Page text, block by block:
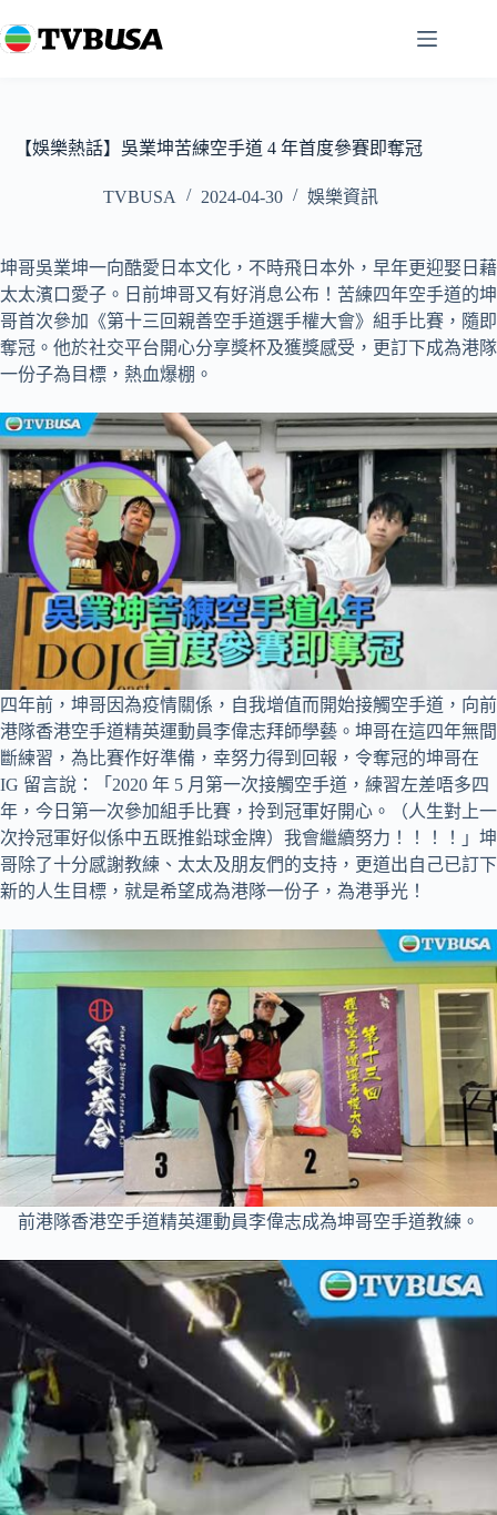
至
【娛樂熱話】吳業坤苦練空手道 4 年首度參賽即奪冠
TVBUSA 2024-04-30 娛樂資訊
坤哥吳業坤一向酷愛日本文化，不時飛日本外，早年更迎娶日藉
太太濱口愛子。日前坤哥又有好消息公布！苦練四年空手道的坤
哥首次參加《第十三回親善空手道選手權大會》組手比賽，隨即
奪冠。他於社交平台開心分享獎杯及獲獎感受，更訂下成為港隊
一份子為目標，熱血爆棚。
四年前，坤哥因為疫情關係，自我增值而開始接觸空手道，向前
港隊香港空手道精英運動員李偉志拜師學藝。坤哥在這四年無間
斷練習，為比賽作好準備，幸努力得到回報，令奪冠的坤哥在
IG 留言說：「2020 年 5 月第一次接觸空手道，練習左差唔多四
年，今日第一次參加組手比賽，拎到冠軍好開心。（人生對上一
次拎冠軍好似係中五既推鉛球金牌）我會繼續努力！！！！」坤
哥除了十分感謝教練、太太及朋友們的支持，更道出自己已訂下
新的人生目標，就是希望成為港隊一份子，為港爭光！
前港隊香港空手道精英運動員李偉志成為坤哥空手道教練。